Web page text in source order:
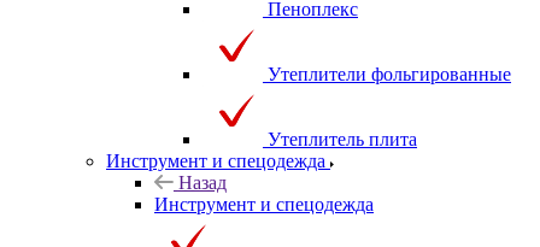
Пеноплекс
Утеплители фольгированные
Утеплитель плита
Инструмент и спецодежда
Назад
Инструмент и спецодежда